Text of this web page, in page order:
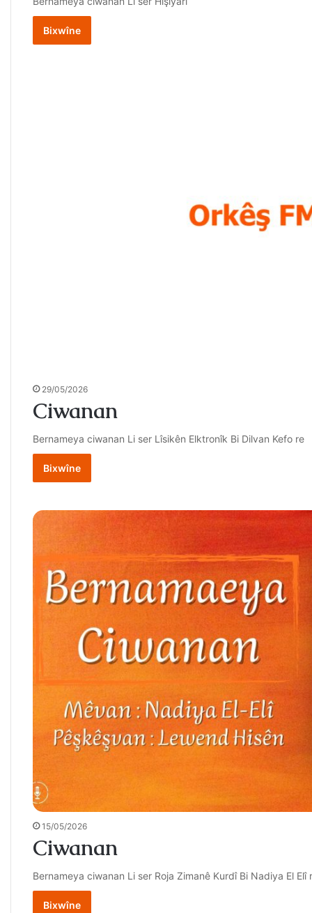
Bixwîne
29/05/2026
Ciwanan
Bernameya ciwanan Li ser Lîsikên Elktronîk Bi Dilvan Kefo re
Bixwîne
15/05/2026
Ciwanan
Bernameya ciwanan Li ser Roja Zimanê Kurdî Bi Nadiya El Elî
Bixwîne